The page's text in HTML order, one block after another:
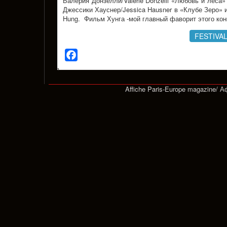
Джессики Хауснер/Jessica Hausner в «Клубе
Hung. Фильм Хунга -мой главный фаворит этого
Affiche Paris-Europe magazine/